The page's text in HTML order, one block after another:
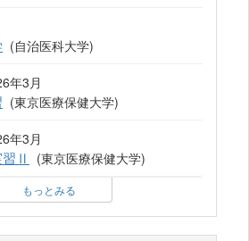
(自治医科大学)
年3月
(東京医療保健大学)
年3月
習Ⅱ (東京医療保健大学)
もっとみる